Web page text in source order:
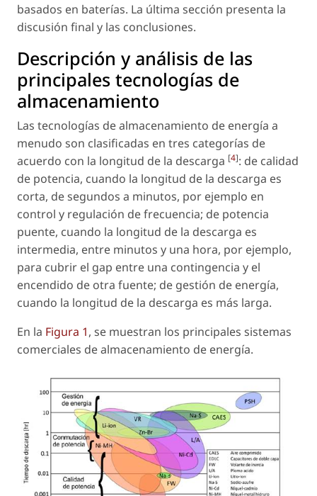
basados en baterías. La última sección presenta la
discusión final y las conclusiones.
Descripción y análisis de las
principales tecnologías de
almacenamiento
Las tecnologías de almacenamiento de energía a
menudo son clasificadas en tres categorías de
acuerdo con la longitud de la descarga [4]: de calidad
de potencia, cuando la longitud de la descarga es
corta, de segundos a minutos, por ejemplo en
control y regulación de frecuencia; de potencia
puente, cuando la longitud de la descarga es
intermedia, entre minutos y una hora, por ejemplo,
para cubrir el gap entre una contingencia y el
encendido de otra fuente; de gestión de energía,
cuando la longitud de la descarga es más larga.
En la Figura 1, se muestran los principales sistemas
comerciales de almacenamiento de energía.